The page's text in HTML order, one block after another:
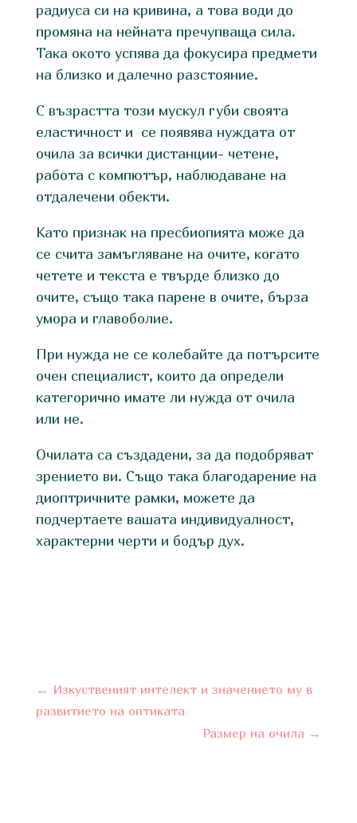
радиуса си на кривина, а това води до
промяна на нейната пречупваща сила.
Така окото успява да фокусира предмети
на близко и далечно разстояние.
С възрастта този мускул губи своята
еластичност и се появява нуждата от
очила за всички дистанции- четене,
работа с компютър, наблюдаване на
отдалечени обекти.
Като признак на пресбиопията може да
се счита замъгляване на очите, когато
четете и текста е твърде близко до
очите, също така парене в очите, бърза
умора и главоболие.
При нужда не се колебайте да потърсите
очен специалист, които да определи
категорично имате ли нужда от очила
или не.
Очилата са създадени, за да подобряват
зрението ви. Също така благодарение на
диоптричните рамки, можете да
подчертаете вашата индивидуалност,
характерни черти и бодър дух.
← Изкуственият интелект и значението му в
развитието на оптиката
Размер на очила →